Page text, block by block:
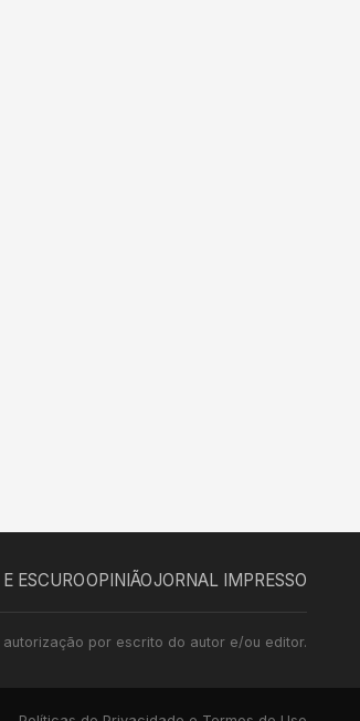
ESCUROOPINIÃOJORNAL IMPRESSO
por escrito do autor e/ou editor.